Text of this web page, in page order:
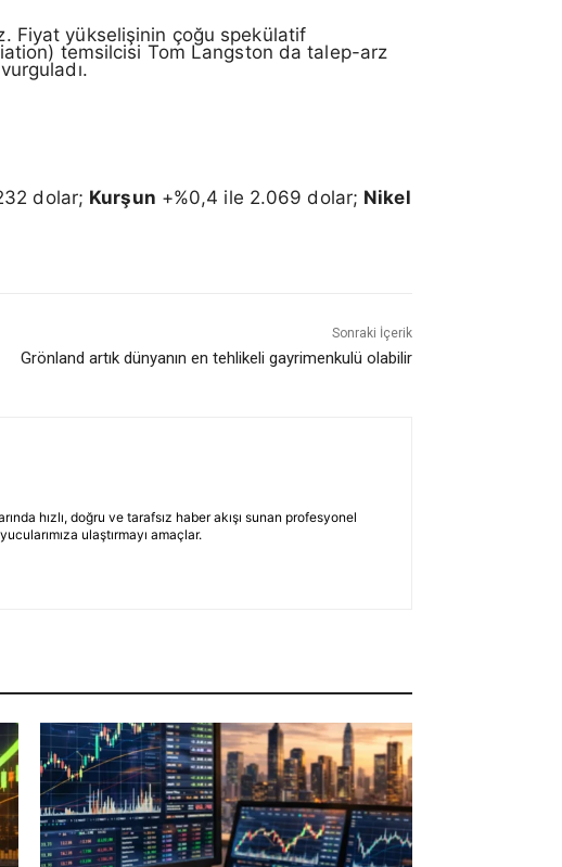
Fiyat yükselişinin çoğu spekülatif
temsilcisi Tom Langston da talep-arz
dolar; Kurşun +%0,4 ile 2.069 dolar; Nikel
Sonraki İçerik
Grönland artık dünyanın en tehlikeli gayrimenkulü olabilir
hızlı, doğru ve tarafsız haber akışı sunan profesyonel
ulaştırmayı amaçlar.